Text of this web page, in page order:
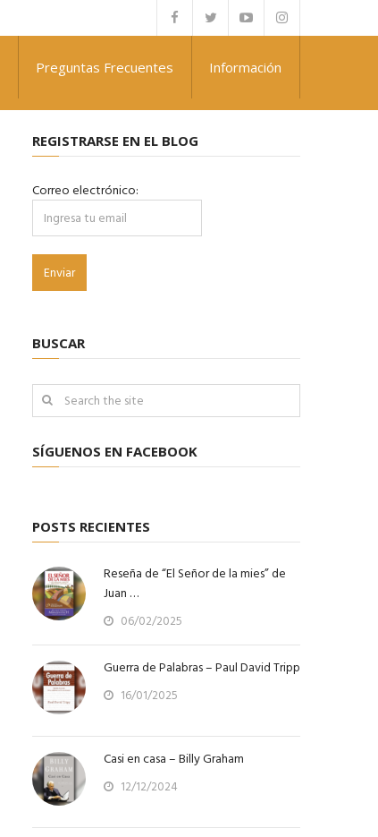
Preguntas Frecuentes Información
REGISTRARSE EN EL BLOG
Correo electrónico:
BUSCAR
SÍGUENOS EN FACEBOOK
POSTS RECIENTES
Reseña de “El Señor de la mies” de
Juan …
06/02/2025
Guerra de Palabras – Paul David Tripp
16/01/2025
Casi en casa – Billy Graham
12/12/2024